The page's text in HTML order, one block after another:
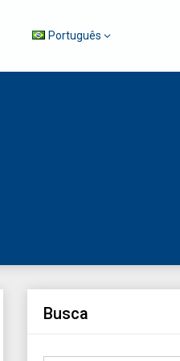
Português
Busca